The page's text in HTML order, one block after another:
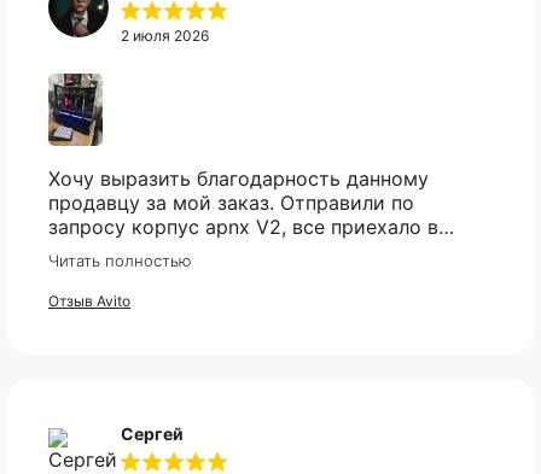
2 июля 2026
Хочу выразить благодарность данному
продавцу за мой заказ. Отправили по
запросу корпус apnx V2, все приехало в
идеале. Ценник более чем демократичный.
Все доехало в установленный срок.
Читать полностью
Отзыв Avito
Сергей